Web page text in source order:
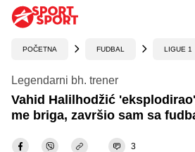
POČETNA FUDBAL LIGUE 1
Legendarni bh. trener
Vahid Halilhodžić
me briga, završio sam sa
3